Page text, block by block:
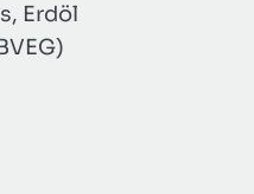
Erdöl